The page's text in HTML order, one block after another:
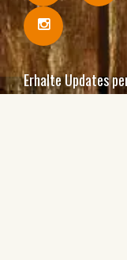
Erhalte Updates